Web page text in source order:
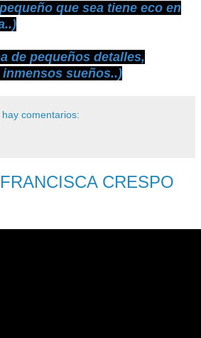
que sea tiene eco en
de pequeños detalles,
sueños..)
hay comentarios:
CRESPO